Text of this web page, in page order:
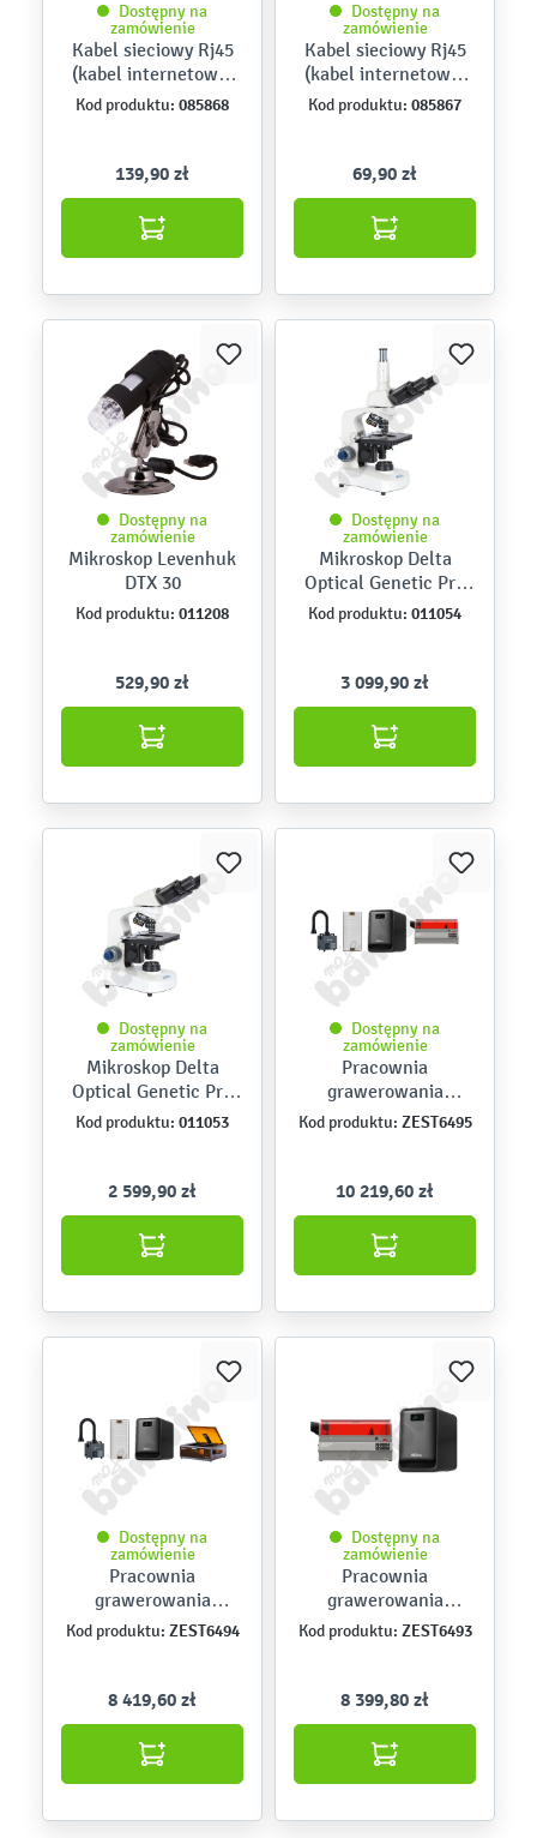
Dostępny na
zamówienie
Kabel sieciowy Rj45
(kabel internetowy)
30 m
Kod produktu: 085868
139,90 zł
Dostępny na
zamówienie
Kabel sieciowy Rj45
(kabel internetowy)
20 m
Kod produktu: 085867
69,90 zł
Dostępny na
zamówienie
Mikroskop Levenhuk
DTX 30
Kod produktu: 011208
529,90 zł
Dostępny na
zamówienie
Mikroskop Delta
Optical Genetic Pro
Trino
Kod produktu: 011054
3 099,90 zł
Dostępny na
zamówienie
Mikroskop Delta
Optical Genetic Pro
Bino
Kod produktu: 011053
2 599,90 zł
Dostępny na
zamówienie
Pracownia
grawerowania
laserowego Creality
Falcon2 Pro 40 W –
Kod produktu: ZEST6495
10 219,60 zł
Dostępny na
zamówienie
Pracownia
grawerowania
laserowego Creality
Falcon A1 Pro 20 W –
Kod produktu: ZEST6494
8 419,60 zł
Dostępny na
zamówienie
Pracownia
grawerowania
laserowego Creality
Falcon2 Pro 40 W –
Kod produktu: ZEST6493
8 399,80 zł